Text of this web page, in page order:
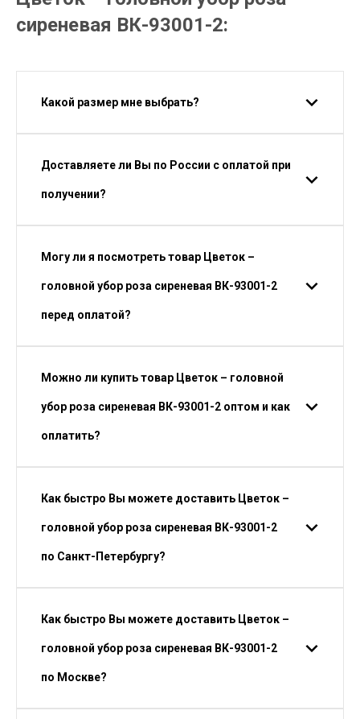
сиреневая ВК-93001-2:
Какой размер мне выбрать?
Доставляете ли Вы по России с оплатой при
получении?
Могу ли я посмотреть товар Цветок –
головной убор роза сиреневая ВК-93001-2
перед оплатой?
Можно ли купить товар Цветок – головной
убор роза сиреневая ВК-93001-2 оптом и как
оплатить?
Как быстро Вы можете доставить Цветок –
головной убор роза сиреневая ВК-93001-2
по Санкт-Петербургу?
Как быстро Вы можете доставить Цветок –
головной убор роза сиреневая ВК-93001-2
по Москве?